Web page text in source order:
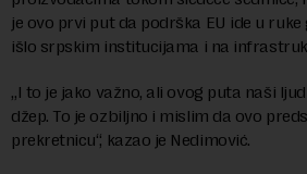
je ovo prvi put da podrška EU ide u
išlo srpskim institucijama i na
„I to je jako važno, ali ovog puta naši
džep. To je ozbiljno i mislim da ovo
prekretnicu“, kazao je Nedimović.